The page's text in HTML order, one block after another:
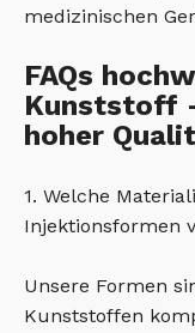
medizinischen
FAQs
Kunststoff
hoher
1. Welche
Injektionsformen
Unsere Formen
Kunststoffen